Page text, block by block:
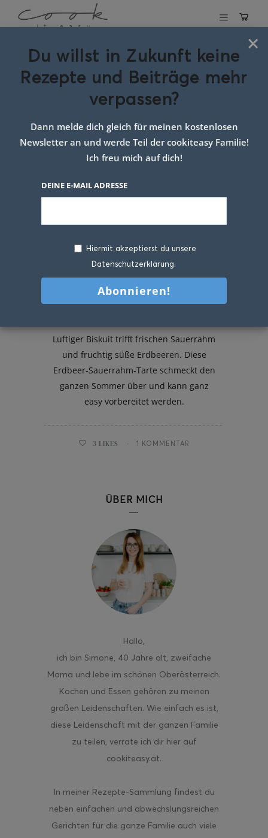
Schlagwort:
rezepte mit
erdbeeren
Luftiger Biskuit trifft frischen Sauerrahm
und fruchtig süße Erdbeeren. Diese
Erdbeer-Sauerrahm-Tarte schmeckt den
ganzen Sommer über und kann ganz
easy vorbereitet werden.
3 LIKES 1 KOMMENTAR
ÜBER MICH
Hallo,
ich bin Simone, 40 Jahre alt, zweifache
Mama und lebe im schönen Oberösterreich.
Kochen und Essen gehören zu meinen
großen Leidenschaften. Wie einfach es ist,
diese Leidenschaft mit der ganzen Familie
zu teilen, verrate ich dir hier auf
cookiteasy.at.
In meiner Rezepte-Sammlung findest du
neben einfachen und abwechslungsreichen
Gerichten für die ganze Familie auch viele
×
Du willst in Zukunft keine
Rezepte und Beiträge mehr
verpassen?
Dann melde dich gleich für meinen kostenlosen
Newsletter an und werde Teil der cookiteasy Familie!
Ich freu mich auf dich!
DEINE E-MAIL ADRESSE
Hiermit akzeptierst du unsere
Datenschutzerklärung.